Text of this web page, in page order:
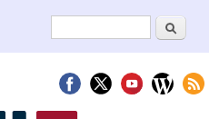
Formulario deBuscar